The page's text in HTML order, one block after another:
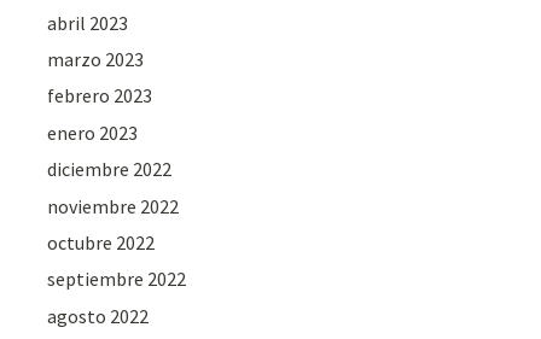
abril 2023
marzo 2023
febrero 2023
enero 2023
diciembre 2022
noviembre 2022
octubre 2022
septiembre 2022
agosto 2022